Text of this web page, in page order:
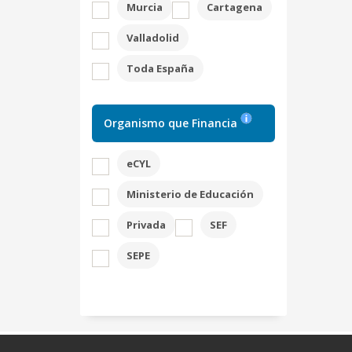
Murcia Cartagena
Valladolid
Toda España
Organismo que Financia
eCYL
Ministerio de Educación
Privada SEF
SEPE